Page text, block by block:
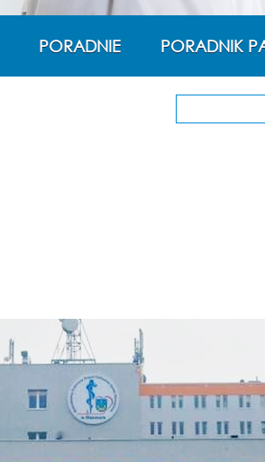
PORADNIE PORADNIK